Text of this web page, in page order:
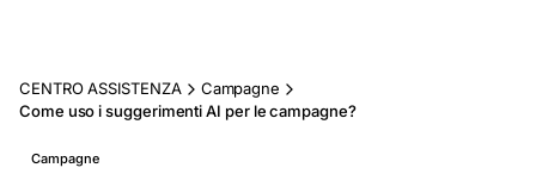
CENTRO ASSISTENZA
Campagne
Come uso i suggerimenti AI per le campagne?
Campagne